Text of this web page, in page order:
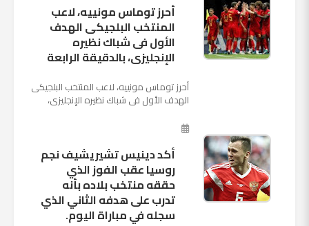
أحرز توماس مونييه، لاعب
المنتخب البلجيكى الهدف
الأول فى شباك نظيره
الإنجليزى، بالدقيقة الرابعة
أحرز توماس مونييه، لاعب المنتخب البلجيكى
الهدف الأول فى شباك نظيره الإنجليزى،
بينهما حاليا على م...
أكد دينيس تشيريشيف نجم
روسيا عقب الفوز الذي
حققه منتخب بلاده بأنه
تدرب على هدفه الثاني الذي
سجله في مباراة اليوم.